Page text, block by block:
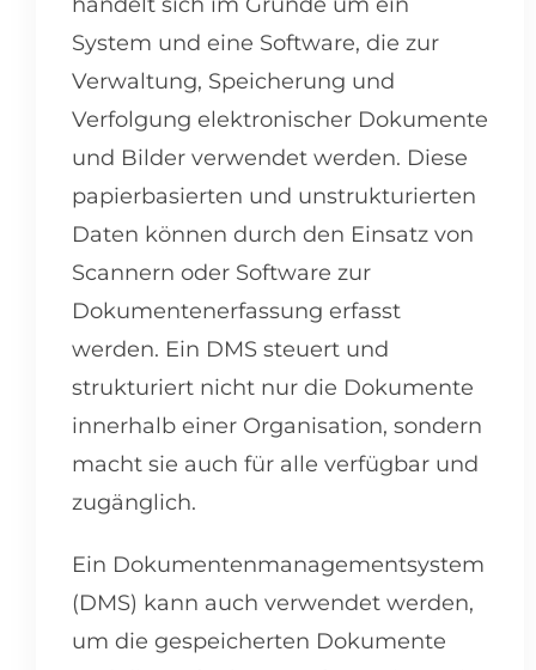
System und eine Software, die zur
Verwaltung, Speicherung und
Verfolgung elektronischer Dokumente
und Bilder verwendet werden. Diese
papierbasierten und unstrukturierten
Daten können durch den Einsatz von
Scannern oder Software zur
Dokumentenerfassung erfasst
werden. Ein DMS steuert und
strukturiert nicht nur die Dokumente
innerhalb einer Organisation, sondern
macht sie auch für alle verfügbar und
zugänglich.
Ein Dokumentenmanagementsystem
(DMS) kann auch verwendet werden,
um die gespeicherten Dokumente